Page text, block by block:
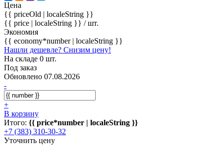
Цена
{{ priceOld | localeString }}
{{ price | localeString }} / шт.
Экономия
{{ economy*number | localeString }}
Нашли дешевле? Снизим цену!
На складе 0 шт.
Под заказ
Обновлено 07.08.2026
-
+
В корзину
Итого: {{ price*number | localeString }}
+7 (383) 310-30-32
Уточнить цену